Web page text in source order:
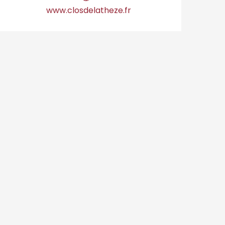
www.closdelatheze.fr